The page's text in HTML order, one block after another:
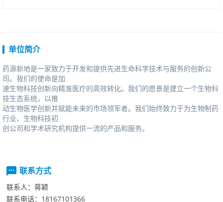
单位简介
药源新地是一家致力于开发和提供先进生命科学技术与服务的创新公
司。我们的使命是加
速生物科技创新向精准医疗的高效转化。我们的愿景是建立一个生物科
技生态系统，以推
动生物医学创新并赋能未来的市场领军者。我们始终致力于为生物制药
行业、生物科技初
创公司和学术研究机构提供一流的产品和服务。
联系方式
联系人： 蒋颖
联系电话： 18167101366